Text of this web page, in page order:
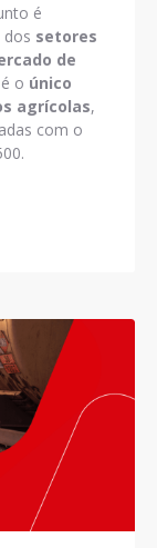
é
setores
de
o único
agrícolas,
com o